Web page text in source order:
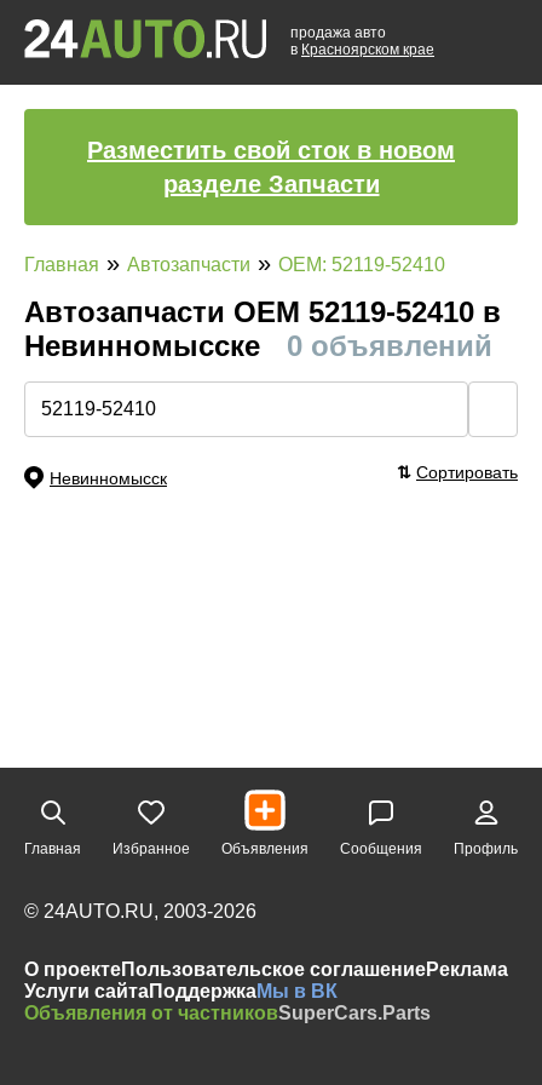
продажа авто
в Красноярском крае
Разместить свой сток в новом
разделе Запчасти
Главная » Автозапчасти » OEM: 52119-52410
Автозапчасти ОЕМ 52119-52410 в
Невинномысске
0 объявлений
Невинномысск ⇅ Сортировать
Главная Избранное Объявления Сообщения Профиль
© 24AUTO.RU, 2003-2026
О проектеПользовательское соглашениеРеклама
Услуги сайтаПоддержкаМы в ВК
Объявления от частниковSuperCars.Parts